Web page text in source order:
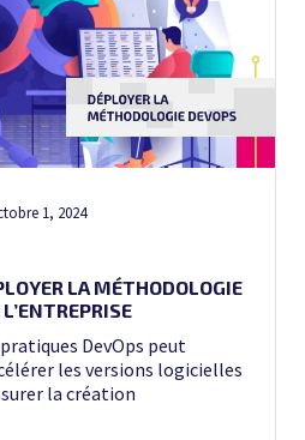
1, 2024
LA MÉTHODOLOGIE
DevOps peut
les versions logicielles
la création